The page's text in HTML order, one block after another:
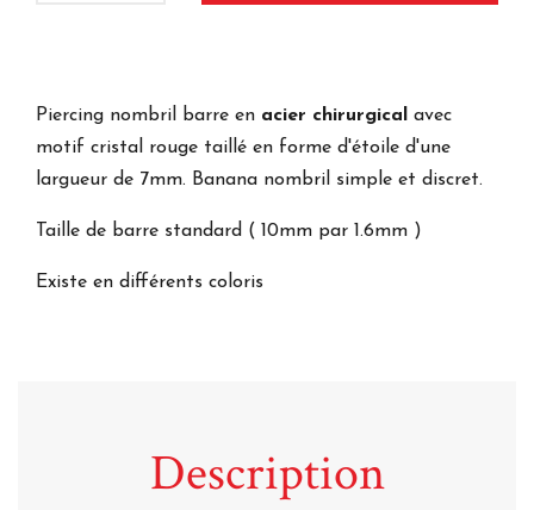
Piercing nombril barre en acier chirurgical
avec
motif cristal rouge taillé en forme d'étoile d'une
largueur de 7mm. Banana nombril simple et discret.
Taille de barre standard ( 10mm par 1.6mm )
Existe en différents coloris
Description